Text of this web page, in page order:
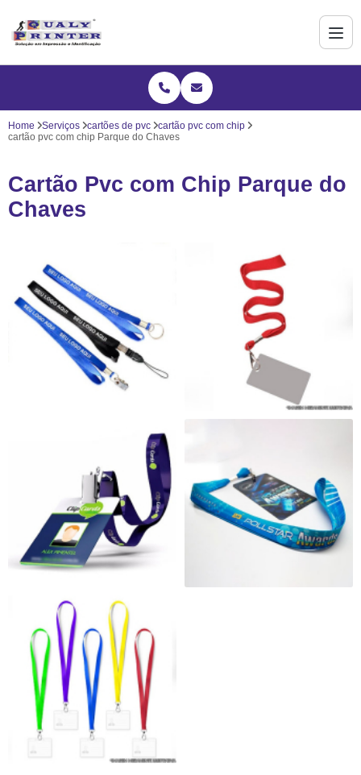
Home Serviços cartões de pvc
cartão pvc com chip
cartão pvc com chip Parque do Chaves
Cartão Pvc com Chip Parque do
Chaves